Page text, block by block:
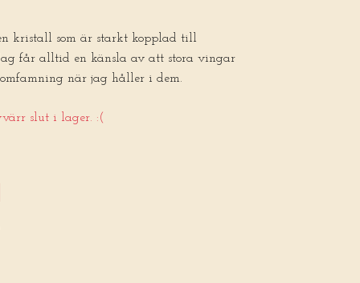
kristall som är starkt kopplad till
får alltid en känsla av att stora vingar
när jag håller i dem.
slut i lager. :(